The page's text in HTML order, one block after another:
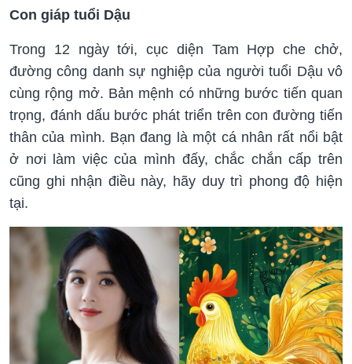
Con giáp tuổi Dậu
Trong 12 ngày tới, cục diện Tam Hợp che chở,
đường công danh sự nghiệp của người tuổi Dậu vô
cùng rộng mở. Bản mệnh có những bước tiến quan
trọng, đánh dấu bước phát triển trên con đường tiến
thân của mình. Bạn đang là một cá nhân rất nổi bật
ở nơi làm việc của mình đấy, chắc chắn cấp trên
cũng ghi nhận điều này, hãy duy trì phong độ hiện
tại.